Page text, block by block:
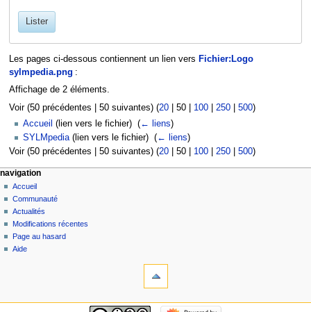
Lister
Les pages ci-dessous contiennent un lien vers Fichier:Logo
sylmpedia.png :
Affichage de 2 éléments.
Voir (50 précédentes 50 suivantes) (20| 50| 100| 250| 500)
Accueil (lien vers le fichier) ‎ (← liens)
SYLMpedia(lien vers le fichier) ‎ (← liens)
Voir (50 précédentes 50 suivantes) (20| 50| 100| 250| 500)
navigation
Accueil
Communauté
Actualités
Modifications récentes
Page au hasard
Aide